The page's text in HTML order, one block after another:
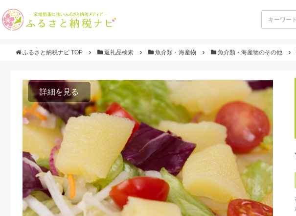
ふるさと納税ナビ TOP 返礼品検索 魚介類・海産物 魚介類・海産物のその他
詳細を見る